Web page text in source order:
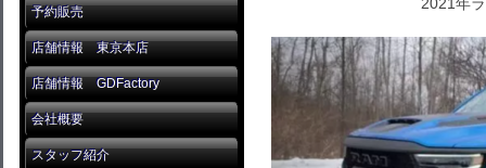
予約販売
店舗情報 東京本店
店舗情報 GDFactory
会社概要
スタッフ紹介